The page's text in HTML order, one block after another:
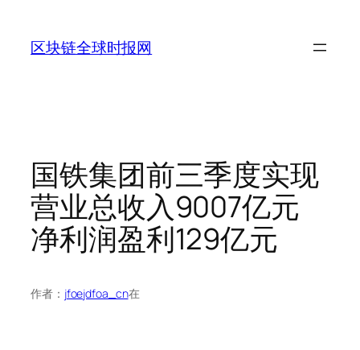
区块链全球时报网
国铁集团前三季度实现
营业总收入9007亿元
净利润盈利129亿元
作者： jfoejdfoa_cn在